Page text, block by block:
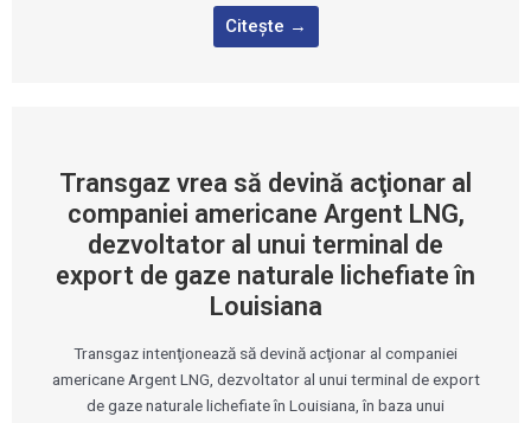
Citește →
Transgaz vrea să devină acţionar al
companiei americane Argent LNG,
dezvoltator al unui terminal de
export de gaze naturale lichefiate în
Louisiana
Transgaz intenţionează să devină acţionar al companiei
americane Argent LNG, dezvoltator al unui terminal de export
de gaze naturale lichefiate în Louisiana, în baza unui